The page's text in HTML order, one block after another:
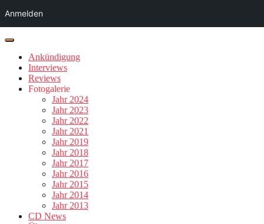
Anmelden
Ankündigung
Interviews
Reviews
Fotogalerie
Jahr 2024
Jahr 2023
Jahr 2022
Jahr 2021
Jahr 2019
Jahr 2018
Jahr 2017
Jahr 2016
Jahr 2015
Jahr 2014
Jahr 2013
CD News